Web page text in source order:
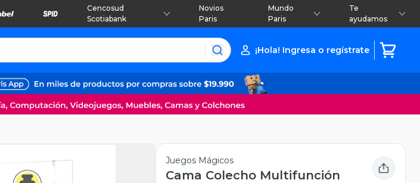
Cencosud
Scotiabank
Novios
Paris
Mundo
Paris
Te
ayudamos
¡Hola! Ingresa o regístrate
Juegos Mágicos
Cama Colecho Multifunción